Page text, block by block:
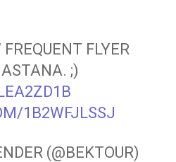
FLYER
;)
1B2WFJLSSJ
(@BEKTOUR)